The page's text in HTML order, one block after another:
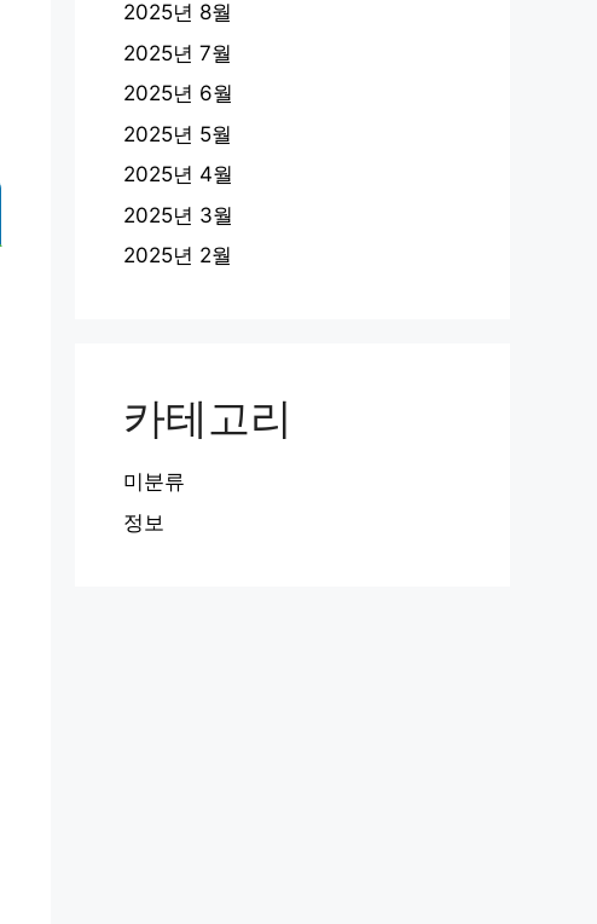
2025년 8월
2025년 7월
2025년 6월
2025년 5월
2025년 4월
2025년 3월
2025년 2월
카테고리
미분류
정보